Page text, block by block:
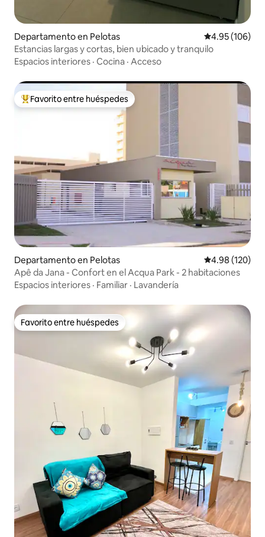
Departamento en Pelotas Calificación
4.95 (106)
Estancias largas y cortas, bien ubicado y tranquilo
Espacios interiores · Cocina · Acceso
De los mejores en Favorito entre huéspedes
Favorito entre huéspedes
Departamento en Pelotas Calificación
4.98 (120)
Apê da Jana - Confort en el Acqua Park - 2 habitaciones
Espacios interiores · Familiar · Lavandería
Favorito entre huéspedes
Favorito entre huéspedes